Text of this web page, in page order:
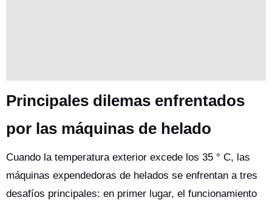
Principales dilemas enfrentados
por las máquinas de helado
Cuando la temperatura exterior excede los 35 ° C, las
máquinas expendedoras de helados se enfrentan a tres
desafíos principales: en primer lugar, el funcionamiento